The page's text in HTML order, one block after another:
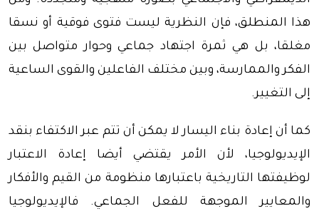
هذا المنطلق، فإن النظرية ليست فتوى فوقية أو نسقا
مغلقا، بل هي ثمرة اجتهاد جماعي وحوار متواصل بين
الفكر والممارسة، وبين مختلف الفاعلين والقوى الساعية
إلى التغيير.
كما أن إعادة بناء اليسار لا يمكن أن تتم عبر الاكتفاء بنقد
الإيديولوجيا، لأن الأمر يقتضي أيضا إعادة الاعتبار
لوظيفتها التاريخية باعتبارها منظومة من القيم والأفكار
والمعايير الموجهة للفعل الجماعي. فالإيديولوجيا